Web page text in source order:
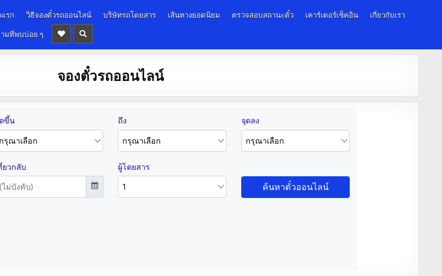
รก วิธีจองตั๋วรถออนไลน์ บริษัทรถโดยสาร เส้นทางยอดนิยม ตรวจสอบสถานะตั๋ว เคาร์เตอร์เช็คอิน
เกี่ยวกับเรา
มที่พบบ่อย ๆ
จองตั๋วรถออนไลน์